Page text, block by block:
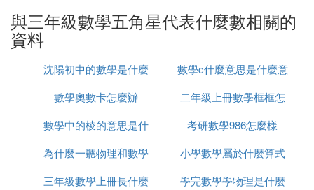
與三年級數學五角星代表什麼數相關的
資料
沈陽初中的數學是什麼
版本的
數學c什麼意思是什麼意
思是什麼
數學奧數卡怎麼辦
二年級上冊數學框框怎
麼填
數學中的棱的意思是什
麼
考研數學986怎麼樣
為什麼一聽物理和數學
就犯困
小學數學屬於什麼算式
三年級數學上冊長什麼
學完數學學物理是什麼